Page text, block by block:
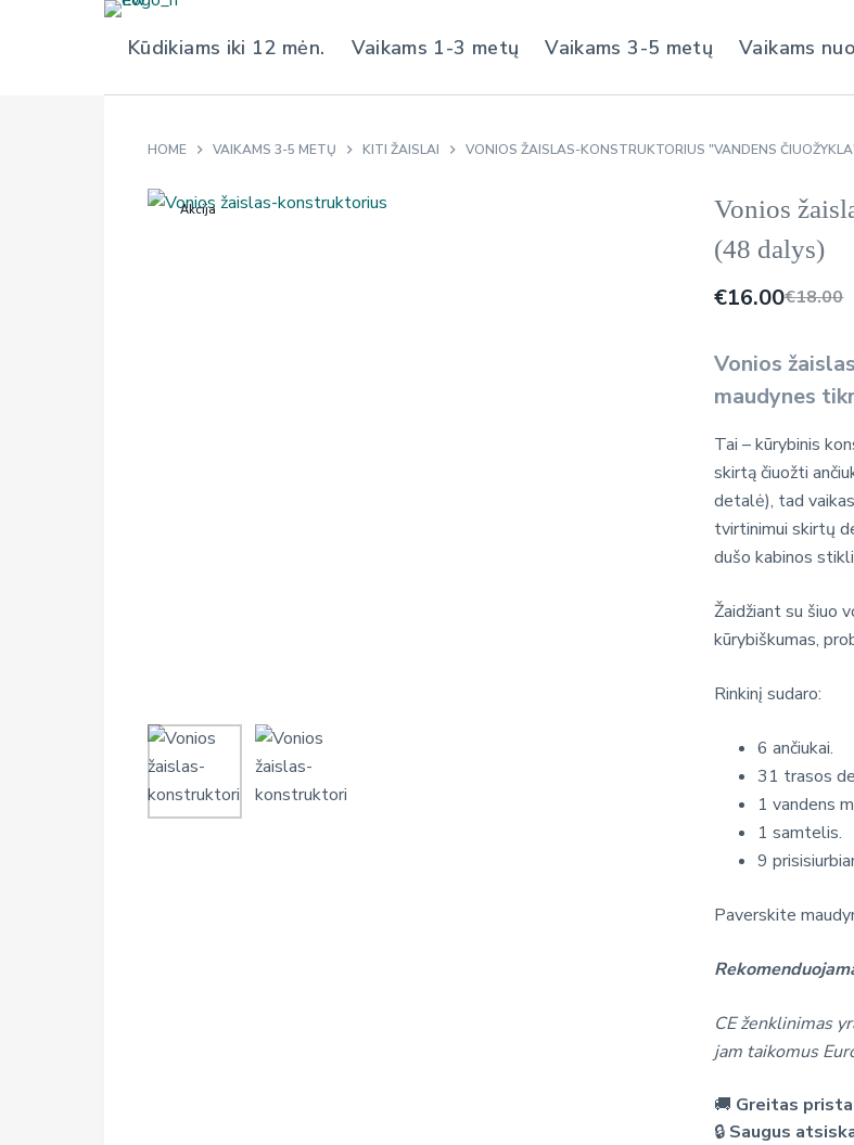
Kūdikiams iki 12 mėn. Vaikams 1-3 metų Vaikams 3-5 metų Vaikams
HOME VAIKAMS 3-5 METŲ KITI ŽAISLAI VONIOS ŽAISLAS-KONSTRUKTORIUS "VANDENS
Akcija
Vonios
(48 dalys)
€18.00
€16.00
Vonios
maudynes
Tai – kūrybinis
skirtą čiuožti
detalė), tad
tvirtinimui skirtų
dušo kabinos
Žaidžiant su šiuo
kūrybiškumas,
Rinkinį sudaro:
6 ančiukai.
31 trasos
1 vandens
1 samtelis.
9
Paverskite
CE ženklinimas
jam taikomus
🚚 Greitas
🔒 Saugus